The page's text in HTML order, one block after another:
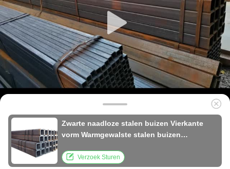
Zwarte naadloze stalen buizen Vierkante
vorm Warmgewalste stalen buizen
Verzoek Sturen